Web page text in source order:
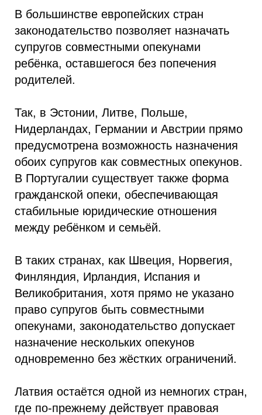
В большинстве европейских стран
законодательство позволяет назначать
супругов совместными опекунами
ребёнка, оставшегося без попечения
родителей.
Так, в Эстонии, Литве, Польше,
Нидерландах, Германии и Австрии прямо
предусмотрена возможность назначения
обоих супругов как совместных опекунов.
В Португалии существует также форма
гражданской опеки, обеспечивающая
стабильные юридические отношения
между ребёнком и семьёй.
В таких странах, как Швеция, Норвегия,
Финляндия, Ирландия, Испания и
Великобритания, хотя прямо не указано
право супругов быть совместными
опекунами, законодательство допускает
назначение нескольких опекунов
одновременно без жёстких ограничений.
Латвия остаётся одной из немногих стран,
где по-прежнему действует правовая